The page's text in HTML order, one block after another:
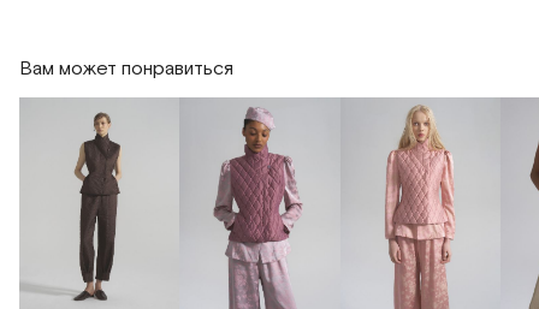
Вам может понравиться